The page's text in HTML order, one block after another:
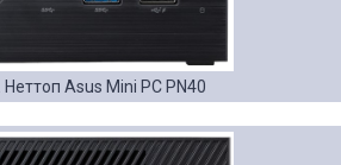
Неттоп Asus Mini PC PN40